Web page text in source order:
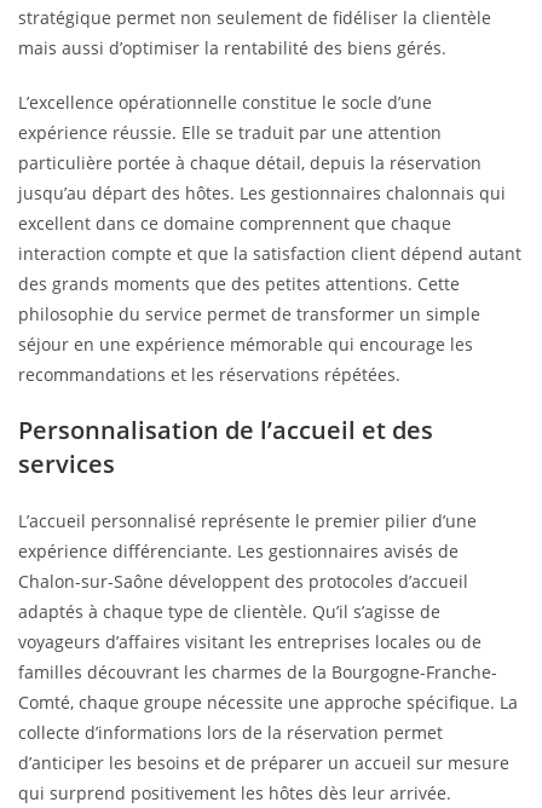
stratégique permet non seulement de fidéliser la clientèle
mais aussi d’optimiser la rentabilité des biens gérés.
L’excellence opérationnelle constitue le socle d’une
expérience réussie. Elle se traduit par une attention
particulière portée à chaque détail, depuis la réservation
jusqu’au départ des hôtes. Les gestionnaires chalonnais qui
excellent dans ce domaine comprennent que chaque
interaction compte et que la satisfaction client dépend autant
des grands moments que des petites attentions. Cette
philosophie du service permet de transformer un simple
séjour en une expérience mémorable qui encourage les
recommandations et les réservations répétées.
Personnalisation de l’accueil et des
services
L’accueil personnalisé représente le premier pilier d’une
expérience différenciante. Les gestionnaires avisés de
Chalon-sur-Saône développent des protocoles d’accueil
adaptés à chaque type de clientèle. Qu’il s’agisse de
voyageurs d’affaires visitant les entreprises locales ou de
familles découvrant les charmes de la Bourgogne-Franche-
Comté, chaque groupe nécessite une approche spécifique. La
collecte d’informations lors de la réservation permet
d’anticiper les besoins et de préparer un accueil sur mesure
qui surprend positivement les hôtes dès leur arrivée.